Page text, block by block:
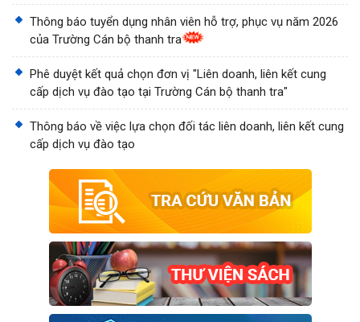
Thông báo tuyển dụng nhân viên hỗ trợ, phục vụ năm 2026
của Trường Cán bộ thanh tra
Phê duyệt kết quả chọn đơn vị "Liên doanh, liên kết cung
cấp dịch vụ đào tạo tại Trường Cán bộ thanh tra"
Thông báo về việc lựa chọn đối tác liên doanh, liên kết cung
cấp dịch vụ đào tạo